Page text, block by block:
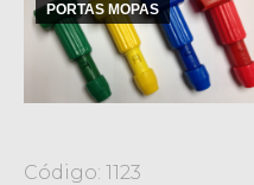
PORTAS MOPAS
Código: 1123